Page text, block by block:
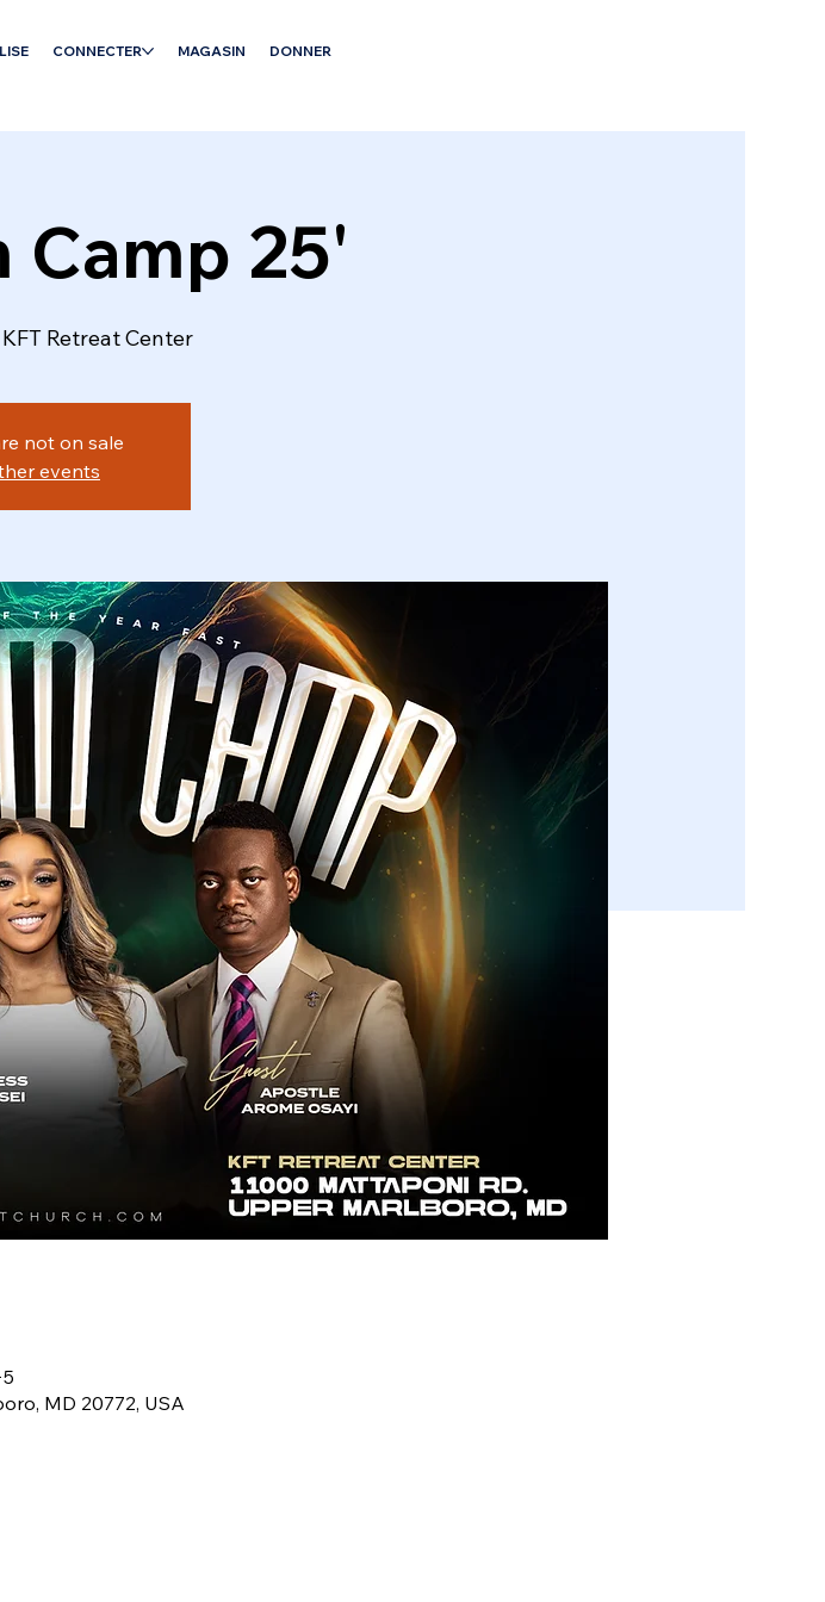
CONNECTER MAGASIN DONNER
25'
KFT Retreat Center
not on sale
events
MD 20772, USA